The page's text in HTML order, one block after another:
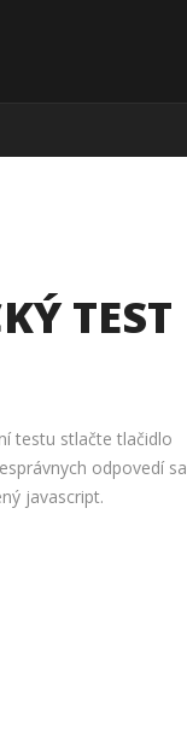
TEST
testu stlačte tlačidlo
odpovedí sa
javascript.